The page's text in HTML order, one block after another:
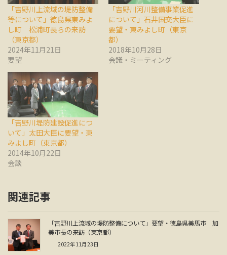
「吉野川上流域の堤防整備
等について」徳島県東みよ
し町 松浦町長らの来訪
（東京都）
2024年11月21日
要望
「吉野川河川整備事業促進
について」石井国交大臣に
要望・東みよし町（東京
都）
2018年10月28日
会議・ミーティング
「吉野川堤防建設促進につ
いて」太田大臣に要望・東
みよし町（東京都）
2014年10月22日
会談
関連記事
「吉野川上流域の堤防整備について」要望・徳島県美馬市 加
美市長の来訪（東京都）
2022年11月23日